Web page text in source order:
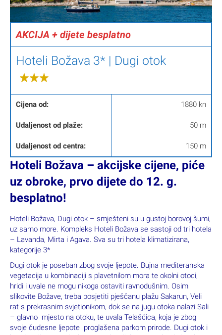
AKCIJA + dijete besplatno
Hoteli Božava 3* | Dugi otok
Cijena od:
Udaljenost od plaže:
Udaljenost od centra:
1880 kn
50 m
150 m
Hoteli Božava – akcijske cijene, piće
uz obroke, prvo dijete do 12. g.
besplatno!
Hoteli Božava, Dugi otok – smješteni su u gustoj borovoj šumi,
uz samo more. Kompleks Hoteli Božava se sastoji od tri hotela
– Lavanda, Mirta i Agava. Sva su tri hotela klimatizirana,
kategorije 3*
Dugi otok je poseban zbog svoje ljepote. Bujna mediteranska
vegetacija u kombinaciji s plavetnilom mora te okolni otoci,
hridi i uvale ne mogu nikoga ostaviti ravnodušnim. Osim
slikovite Božave, treba posjetiti pješčanu plažu Sakarun, Veli
rat s prekrasnim svjetionikom, dok se na jugu otoka nalazi Sali
– glavno mjesto na otoku, te uvala Telašćica, koja je zbog
svoje čudesne ljepote proglašena parkom prirode. Dugi otok i